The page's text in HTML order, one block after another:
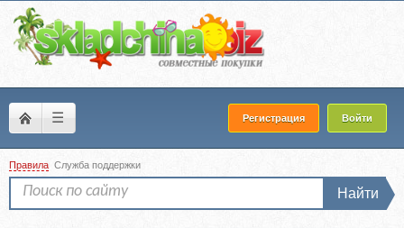
☰ Регистрация Войти
Правила Служба поддержки
Найти